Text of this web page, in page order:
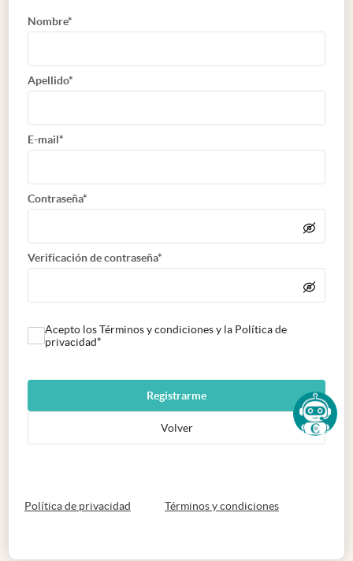
Nombre*
Apellido*
E-mail*
Contraseña*
Verificación de contraseña*
Acepto los Términos y condiciones y la Política de
privacidad*
Registrarme
Volver
Política de privacidad abre en nueva pestaña
Términos y condicionesabre en nueva